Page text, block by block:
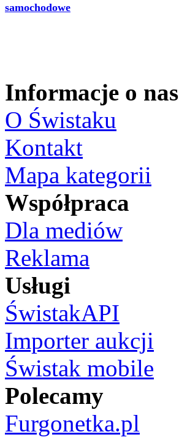
samochodowe
Informacje o nas
O Świstaku
Kontakt
Mapa kategorii
Współpraca
Dla mediów
Reklama
Usługi
ŚwistakAPI
Importer aukcji
Świstak mobile
Polecamy
Furgonetka.pl